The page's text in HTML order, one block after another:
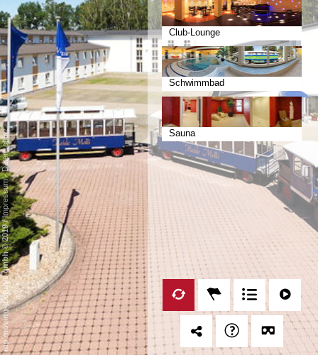
Club-Lounge
Schwimmbad
Sauna
mp moving-pictures gmbh © 2019
/
Impressum
-
Datenschutz